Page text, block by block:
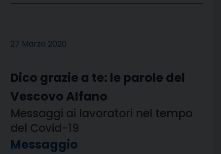
27 Marzo 2020
Dico grazie a te: le parole del
Vescovo Alfano
Messaggi ai lavoratori nel tempo
del Covid-19
Messaggio